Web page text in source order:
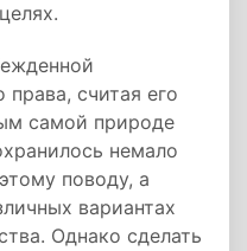
права, считая его
самой природе
немало
поводу, а
вариантах
Однако сделать